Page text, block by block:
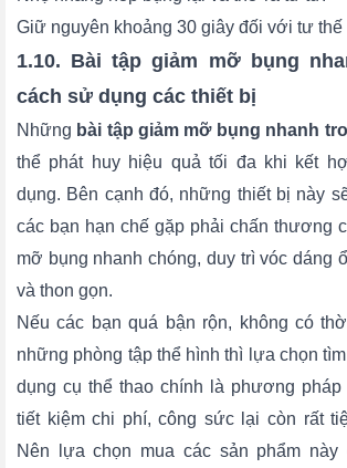
Giữ nguyên khoảng 30 giây đối với tư thế
1.10. Bài tập giảm mỡ bụng
cách sử dụng các thiết bị
Những bài tập giảm mỡ bụng nhanh
thể phát huy hiệu quả tối đa khi kết
dụng. Bên cạnh đó, những thiết bị này
các bạn hạn chế gặp phải chấn thương
mỡ bụng nhanh chóng, duy trì vóc dáng
và thon gọn.
Nếu các bạn quá bận rộn, không có
những phòng tập thể hình thì lựa chọn
dụng cụ thể thao chính là phương
tiết kiệm chi phí, công sức lại còn rất
Nên lựa chọn mua các sản phẩm